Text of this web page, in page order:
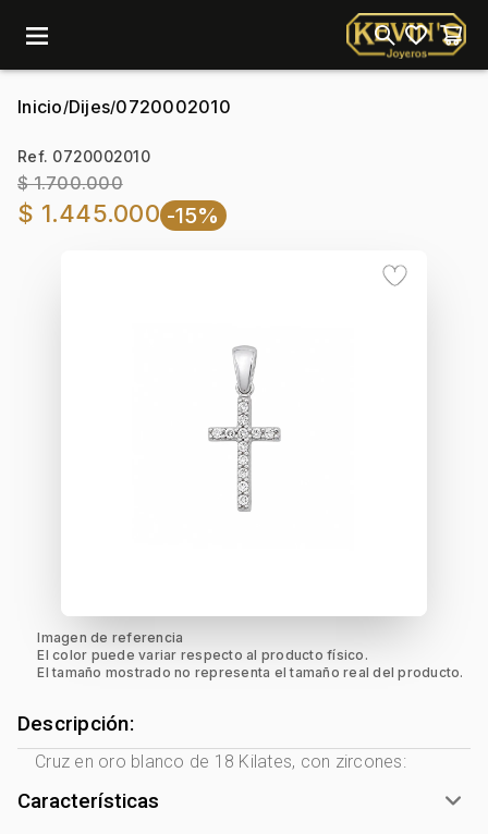
menu
Inicio/Dijes/0720002010
Ref. 0720002010
$ 1.700.000
$ 1.445.000 -15%
Imagen de referencia
El color puede variar respecto al producto físico.
El tamaño mostrado no representa el tamaño real del producto.
Descripción:
Cruz en oro blanco de 18 Kilates, con zircones:
Características